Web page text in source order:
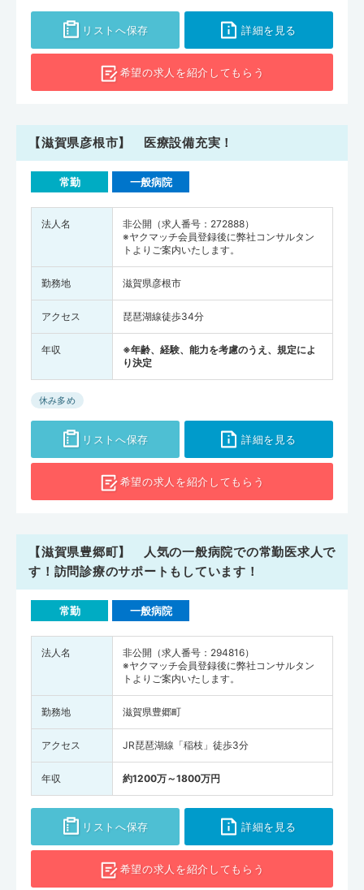
リストへ保存 詳細を見る
希望の求人を紹介してもらう
【滋賀県彦根市】 医療設備充実！
常勤 一般病院
法人名
非公開（求人番号：272888）
※ヤクマッチ会員登録後に弊社コンサルタン
トよりご案内いたします。
勤務地 滋賀県彦根市
アクセス 琵琶湖線徒歩34分
年収
※年齢、経験、能力を考慮のうえ、規定によ
り決定
休み多め
リストへ保存 詳細を見る
希望の求人を紹介してもらう
【滋賀県豊郷町】 人気の一般病院での常勤医求人で
す！訪問診療のサポートもしています！
常勤 一般病院
法人名
非公開（求人番号：294816）
※ヤクマッチ会員登録後に弊社コンサルタン
トよりご案内いたします。
勤務地 滋賀県豊郷町
アクセス JR琵琶湖線「稲枝」徒歩3分
年収 約1200万～1800万円
リストへ保存 詳細を見る
希望の求人を紹介してもらう